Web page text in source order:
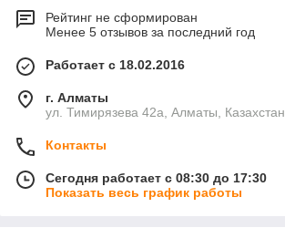
Рейтинг не сформирован
Менее 5 отзывов за последний год
Работает с 18.02.2016
г. Алматы
ул. Тимирязева 42а, Алматы, Казахстан
Контакты
Сегодня работает с 08:30 до 17:30
Показать весь график работы